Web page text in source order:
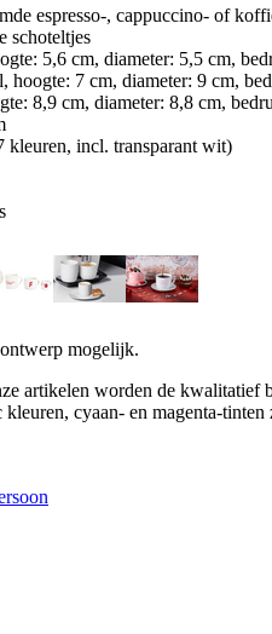
espresso-, cappuccino- of
schoteltjes
5,6 cm, diameter: 5,5 cm,
hoogte: 7 cm, diameter: 9 cm,
8,9 cm, diameter: 8,8 cm,
kleuren, incl. transparant wit)
mogelijk.
artikelen worden de kwalitatief
cyaan- en magenta-